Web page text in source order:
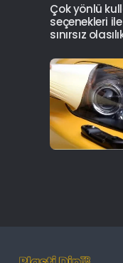
Çok yönlü
seçenekleri
sınırsız